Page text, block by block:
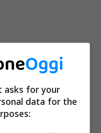
di alta
asks for your
data for the